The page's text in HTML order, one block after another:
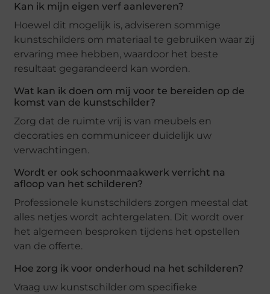
Kan ik mijn eigen verf aanleveren?
Hoewel dit mogelijk is, adviseren sommige
kunstschilders om materiaal te gebruiken waar zij
ervaring mee hebben, waardoor het beste
resultaat gegarandeerd kan worden.
Wat kan ik doen om mij voor te bereiden op de
komst van de kunstschilder?
Zorg dat de ruimte vrij is van meubels en
decoraties en communiceer duidelijk uw
verwachtingen.
Wordt er ook schoonmaakwerk verricht na
afloop van het schilderen?
Professionele kunstschilders zorgen meestal dat
alles netjes wordt achtergelaten. Dit wordt over
het algemeen besproken tijdens het opstellen
van de offerte.
Hoe zorg ik voor onderhoud na het schilderen?
Vraag uw kunstschilder om specifieke